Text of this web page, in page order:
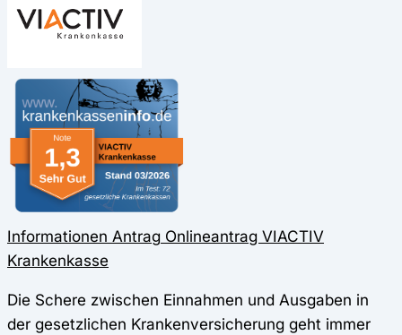
Informationen Antrag Onlineantrag VIACTIV
Krankenkasse
Die Schere zwischen Einnahmen und Ausgaben in
der gesetzlichen Krankenversicherung geht immer